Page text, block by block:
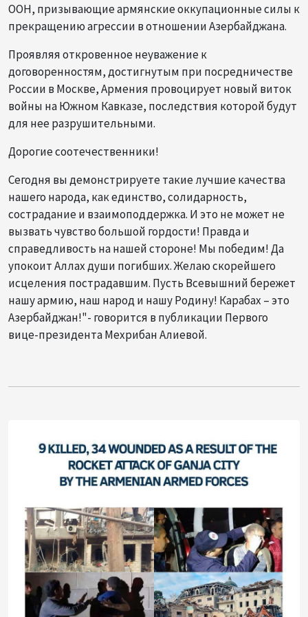
ООН, призывающие армянские оккупационные силы к
прекращению агрессии в отношении Азербайджана.
Проявляя откровенное неуважение к
договоренностям, достигнутым при посредничестве
России в Москве, Армения провоцирует новый виток
войны на Южном Кавказе, последствия которой будут
для нее разрушительными.
Дорогие соотечественники!
Сегодня вы демонстрируете такие лучшие качества
нашего народа, как единство, солидарность,
сострадание и взаимоподдержка. И это не может не
вызвать чувство большой гордости! Правда и
справедливость на нашей стороне! Мы победим! Да
упокоит Аллах души погибших. Желаю скорейшего
исцеления пострадавшим. Пусть Всевышний бережет
нашу армию, наш народ и нашу Родину! Карабах – это
Азербайджан!"- говорится в публикации Первого
вице-президента Мехрибан Алиевой.